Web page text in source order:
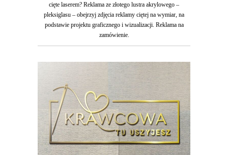
cięte laserem? Reklama ze złotego lustra akrylowego –
pleksiglasu – obejrzyj zdjęcia reklamy ciętej na wymiar, na
podstawie projektu graficznego i wizualizacji. Reklama na
zamówienie.